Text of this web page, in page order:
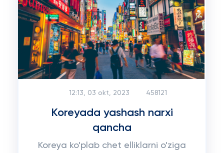
12:13, 03 okt, 2023 458121
Koreyada yashash narxi
qancha
Koreya ko'plab chet elliklarni o'ziga